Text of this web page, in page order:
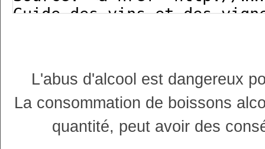
L'abus d'alcool est dangereux
La consommation de boissons
quantité, peut avoir des